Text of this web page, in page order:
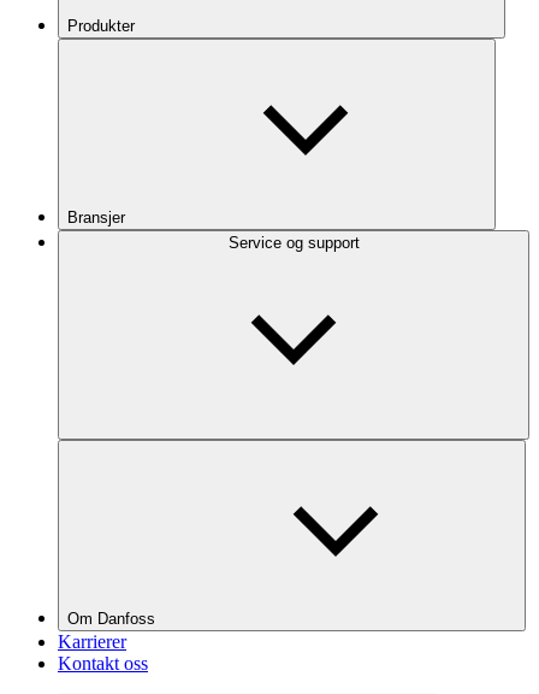
Produkter
Bransjer
Service og support
Om Danfoss
Karrierer
Kontakt oss